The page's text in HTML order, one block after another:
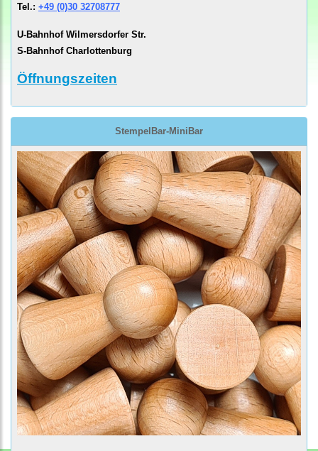
Tel.: +49 (0)30 32708777
U-Bahnhof Wilmersdorfer Str.
S-Bahnhof Charlottenburg
Öffnungszeiten
StempelBar-MiniBar